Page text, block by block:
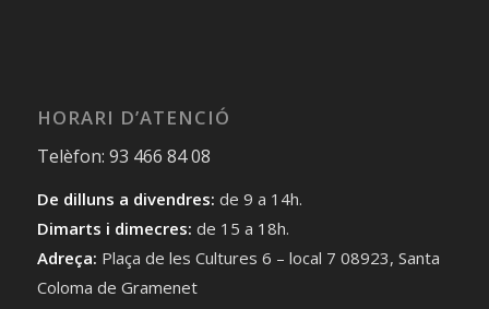
HORARI D’ATENCIÓ
Telèfon: 93 466 84 08
De dilluns a divendres: de 9 a 14h.
Dimarts i dimecres: de 15 a 18h.
Adreça: Plaça de les Cultures 6 – local 7 08923, Santa
Coloma de Gramenet